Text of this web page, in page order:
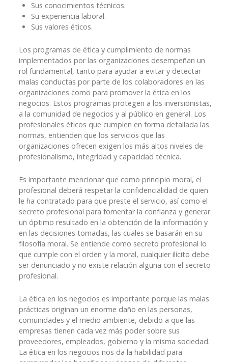
Sus conocimientos técnicos.
Su experiencia laboral.
Sus valores éticos.
Los programas de ética y cumplimiento de normas
implementados por las organizaciones desempeñan un
rol fundamental, tanto para ayudar a evitar y detectar
malas conductas por parte de los colaboradores en las
organizaciones como para promover la ética en los
negocios. Estos programas protegen a los inversionistas,
a la comunidad de negocios y al público en general. Los
profesionales éticos que cumplen en forma detallada las
normas, entienden que los servicios que las
organizaciones ofrecen exigen los más altos niveles de
profesionalismo, integridad y capacidad técnica.
Es importante mencionar que como principio moral, el
profesional deberá respetar la confidencialidad de quien
le ha contratado para que preste el servicio, así como el
secreto profesional para fomentar la confianza y generar
un óptimo resultado en la obtención de la información y
en las decisiones tomadas, las cuales se basarán en su
filosofía moral. Se entiende como secreto profesional lo
que cumple con el orden y la moral, cualquier ilícito debe
ser denunciado y no existe relación alguna con el secreto
profesional.
La ética en los negocios es importante porque las malas
prácticas originan un enorme daño en las personas,
comunidades y el medio ambiente, debido a que las
empresas tienen cada vez más poder sobre sus
proveedores, empleados, gobierno y la misma sociedad.
La ética en los negocios nos da la habilidad para